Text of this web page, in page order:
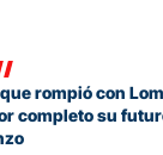
rompió con
completo su